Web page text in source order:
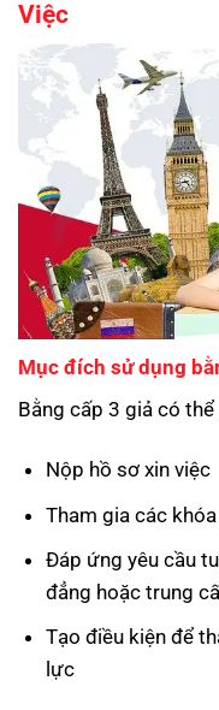
Việc
Mục đích sử dụng
Bằng cấp 3 giả có
Nộp hồ sơ xin việc
Tham gia các
Đáp ứng yêu cầu
đẳng hoặc trung
Tạo điều kiện để
lực